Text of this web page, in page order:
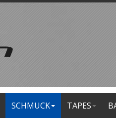
SCHMUCK TAPES